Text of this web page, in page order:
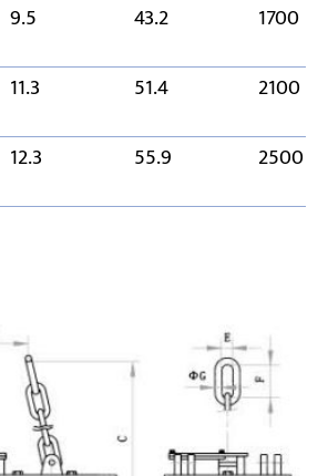
9.5 43.2 1700
11.3 51.4 2100
12.3 55.9 2500